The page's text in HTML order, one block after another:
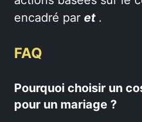
encadré par et .
FAQ
Pourquoi choisir un
pour un mariage ?